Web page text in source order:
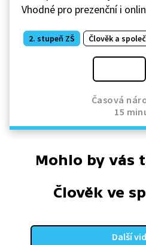
Vhodné pro prezenční i
2. stupeň ZŠ Člověk a
Časová
15
Mohlo by vás
Člověk ve
Další